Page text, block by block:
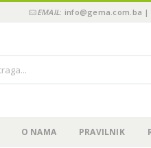
EMAIL: info@gema.com.ba |
O NAMA PRAVILNIK